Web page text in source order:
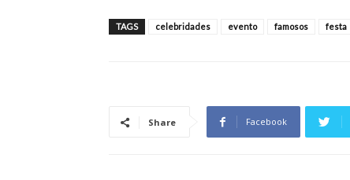
TAGS celebridades evento famosos festa
Share Facebook